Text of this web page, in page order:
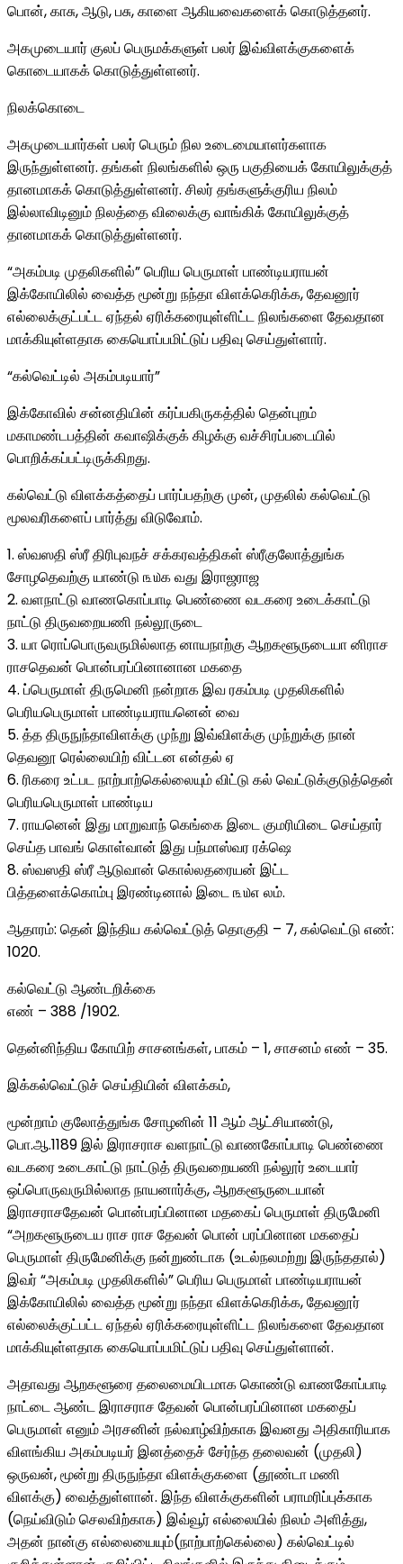
பொன், காசு, ஆடு, பசு, காளை ஆகியவைகளைக் கொடுத்தனர்.
அகமுடையார் குலப் பெருமக்களுள் பலர் இவ்விளக்குகளைக்
கொடையாகக் கொடுத்துள்ளனர்.
நிலக்கொடை
அகமுடையார்கள் பலர் பெரும் நில உடைமையாளர்களாக
இருந்துள்ளனர். தங்கள் நிலங்களில் ஒரு பகுதியைக் கோயிலுக்குத்
தானமாகக் கொடுத்துள்ளனர். சிலர் தங்களுக்குரிய நிலம்
இல்லாவிடினும் நிலத்தை விலைக்கு வாங்கிக் கோயிலுக்குத்
தானமாகக் கொடுத்துள்ளனர்.
“அகம்படி முதலிகளில்” பெரிய பெருமாள் பாண்டியராயன்
இக்கோயிலில் வைத்த மூன்று நந்தா விளக்கெரிக்க, தேவனூர்
எல்லைக்குட்பட்ட ஏந்தல் ஏரிக்கரையுள்ளிட்ட நிலங்களை தேவதான
மாக்கியுள்ளதாக கையொப்பமிட்டுப் பதிவு செய்துள்ளார்.
“கல்வெட்டில் அகம்படியார்”
இக்கோவில் சன்னதியின் கர்ப்பகிருகத்தில் தென்புறம்
மகாமண்டபத்தின் கவாஷிக்குக் கிழக்கு வச்சிரப்படையில்
பொறிக்கப்பட்டிருக்கிறது.
கல்வெட்டு விளக்கத்தைப் பார்ப்பதற்கு முன், முதலில் கல்வெட்டு
மூலவரிகளைப் பார்த்து விடுவோம்.
1. ஸ்வஸதி ஸ்ரீ திரிபுவநச் சக்கரவத்திகள் ஸ்ரீகுலோத்துங்க
சோழதெவற்கு யாண்டு ௩௰௧ வது இராஜராஜ
2. ‎வளநாட்டு வாணகொப்பாடி பெண்ணை வடகரை உடைக்காட்டு
நாட்டு திருவறையணி நல்லூருடை
3. ‎யா ரொப்பொருவருமில்லாத னாயநாற்கு ஆறகளூருடையா னிராச
ராசதெவன் பொன்பரப்பினானான மகதை
4. ‎ப்பெருமாள் திருமெனி நன்றாக இவ ரகம்படி முதலிகளில்
பெரியபெருமாள் பாண்டியராயனென் வை
5. ‎த்த திருநுந்தாவிளக்கு முந்று இவ்விளக்கு முந்றுக்கு நான்
தெவனூ ரெல்லையிற் விட்டன என்தல் ஏ
6. ‎ரிகரை உட்பட நாற்பாற்கெல்லையும் விட்டு கல் வெட்டுக்குடுத்தென்
பெரியபெருமாள் பாண்டிய
7. ‎ராயனென் இது மாறுவாந் கெங்கை இடை குமரியிடை செய்தார்
செய்த பாவங் கொள்வான் இது பந்மாஸ்வர ரக்ஷெ
8. ‎ஸ்வஸதி ஸ்ரீ ஆடுவான் கொல்லதரையன் இட்ட
பித்தளைக்கொம்பு இரண்டினால் இடை ௩௰எ லம்.
ஆதாரம்: தென் இந்திய கல்வெட்டுத் தொகுதி – 7, கல்வெட்டு எண்:
1020.
கல்வெட்டு ஆண்டறிக்கை
எண் – 388 /1902.
தென்னிந்திய கோயிற் சாசனங்கள், பாகம் – 1, சாசனம் எண் – 35.
இக்கல்வெட்டுச் செய்தியின் விளக்கம்,
மூன்றாம் குலோத்துங்க சோழனின் 11 ஆம் ஆட்சியாண்டு,
பொ.ஆ.1189 இல் இராசராச வளநாட்டு வாணகோப்பாடி பெண்ணை
வடகரை உடைகாட்டு நாட்டுத் திருவறையணி நல்லூர் உடையார்
ஒப்பொருவருமில்லாத நாயனார்க்கு, ஆறகளூருடையான்
இராசராசதேவன் பொன்பரப்பினான மதகைப் பெருமாள் திருமேனி
“அறகளூருடைய ராச ராச தேவன் பொன் பரப்பினான மகதைப்
பெருமாள் திருமேனிக்கு நன்றுண்டாக (உடல்நலமற்று இருந்ததால்)
இவர் “அகம்படி முதலிகளில்” பெரிய பெருமாள் பாண்டியராயன்
இக்கோயிலில் வைத்த மூன்று நந்தா விளக்கெரிக்க, தேவனூர்
எல்லைக்குட்பட்ட ஏந்தல் ஏரிக்கரையுள்ளிட்ட நிலங்களை தேவதான
மாக்கியுள்ளதாக கையொப்பமிட்டுப் பதிவு செய்துள்ளான்.
அதாவது ஆறகளூரை தலைமையிடமாக கொண்டு வாணகோப்பாடி
நாட்டை ஆண்ட இராசராச தேவன் பொன்பரப்பினான மகதைப்
பெருமாள் எனும் அரசனின் நல்வாழ்விற்காக இவனது அதிகாரியாக
விளங்கிய அகம்படியர் இனத்தைச் சேர்ந்த தலைவன் (முதலி)
ஒருவன், மூன்று திருநுந்தா விளக்குகளை (தூண்டா மணி
விளக்கு) வைத்துள்ளான். இந்த விளக்குகளின் பராமரிப்புக்காக
(நெய்விடும் செலவிற்காக) இவ்வூர் எல்லையில் நிலம் அளித்து,
அதன் நான்கு எல்லையையும்(நாற்பாற்கெல்லை) கல்வெட்டில்